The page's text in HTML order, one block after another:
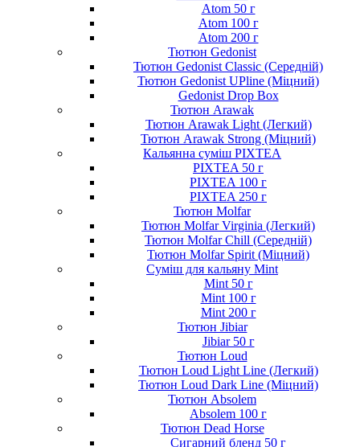
Atom 50 г
Atom 100 г
Atom 200 г
Тютюн Gedonist
Тютюн Gedonist Classic (Середній)
Тютюн Gedonist UPline (Міцний)
Gedonist Drop Box
Тютюн Arawak
Тютюн Arawak Light (Легкий)
Тютюн Arawak Strong (Міцний)
Кальянна суміш PIXTEA
PIXTEA 50 г
PIXTEA 100 г
PIXTEA 250 г
Тютюн Molfar
Тютюн Molfar Virginia (Легкий)
Тютюн Molfar Chill (Середній)
Тютюн Molfar Spirit (Міцний)
Суміш для кальяну Mint
Mint 50 г
Mint 100 г
Mint 200 г
Тютюн Jibiar
Jibiar 50 г
Тютюн Loud
Тютюн Loud Light Line (Легкий)
Тютюн Loud Dark Line (Міцний)
Тютюн Absolem
Absolem 100 г
Тютюн Dead Horse
Сигарний бленд 50 г